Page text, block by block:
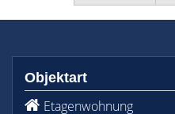
Objektart
Etagenwohnung